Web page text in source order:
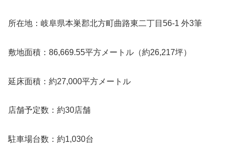
所在地：岐阜県本巣郡北方町曲路東二丁目56-1 外3筆
敷地面積：86,669.55平方メートル（約26,217坪）
延床面積：約27,000平方メートル
店舗予定数：約30店舗
駐車場台数：約1,030台